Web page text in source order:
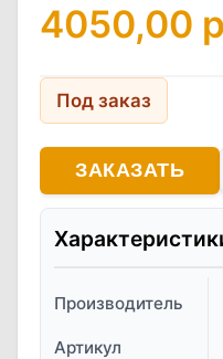
4050,00
Под заказ
ЗАКАЗАТЬ
Производитель
Артикул